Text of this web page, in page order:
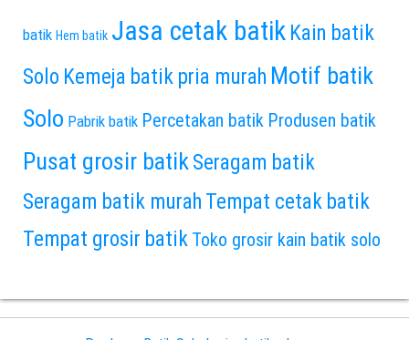
batik Hem batik Jasa cetak batik Kain batik
Solo Kemeja batik pria murah Motif batik
Solo Pabrik batik Percetakan batik Produsen batik
Pusat grosir batik Seragam batik
Seragam batik murah Tempat cetak batik
Tempat grosir batik Toko grosir kain batik solo